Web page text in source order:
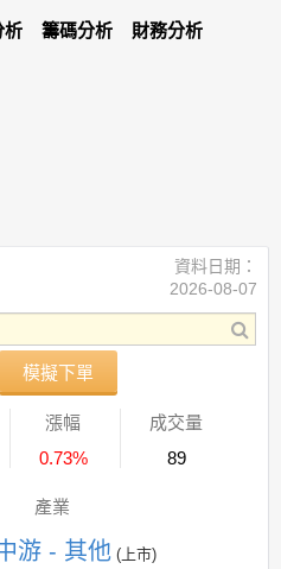
析 籌碼分析 財務分析
模擬下單
資料日期：
2026-08-07
漲幅
0.73%
成交量
89
產業
游 - 其他 (上市)